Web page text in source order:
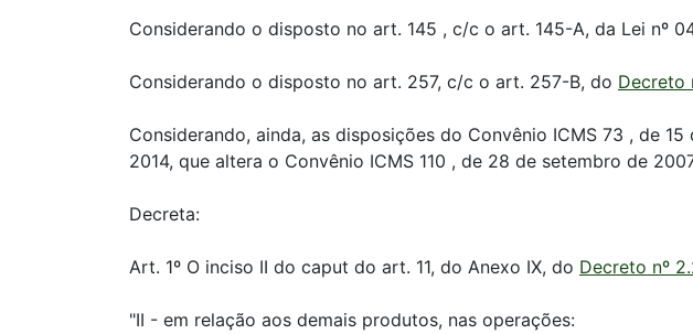
Considerando o disposto no art. 145 , c/c o art. 145-A, da Lei nº
Considerando o disposto no art. 257, c/c o art. 257-B, do Decreto
Considerando, ainda, as disposições do Convênio ICMS 73 , de
2014, que altera o Convênio ICMS 110 , de 28 de setembro de
Decreta:
Art. 1º O inciso II do caput do art. 11, do Anexo IX, do Decreto nº
"II - em relação aos demais produtos, nas operações: